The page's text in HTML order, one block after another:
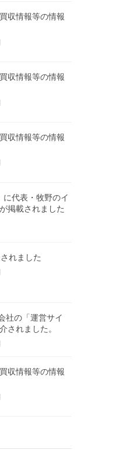
収情報等の情報
収情報等の情報
収情報等の情報
に代表・牧野のイ
掲載されました
れました
社の「運営サイ
されました。
収情報等の情報